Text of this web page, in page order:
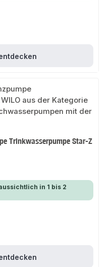
Trinkwasserpumpe Star-Z
in 1 bis 2